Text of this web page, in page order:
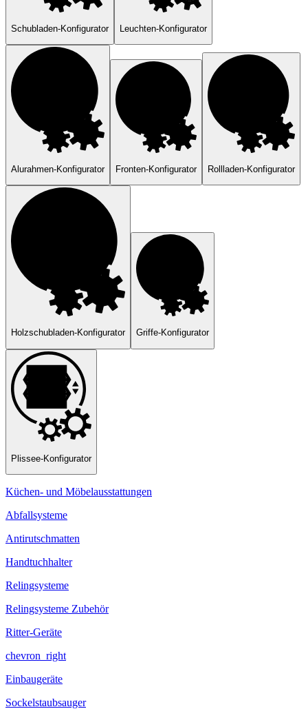
Schubladen-Konfigurator Leuchten-Konfigurator
Alurahmen-Konfigurator Fronten-Konfigurator Rollladen-Konfigurator
Holzschubladen-Konfigurator Griffe-Konfigurator
Plissee-Konfigurator
Küchen- und Möbelausstattungen
Abfallsysteme
Antirutschmatten
Handtuchhalter
Relingsysteme
Relingsysteme Zubehör
Ritter-Geräte
chevron_right
Einbaugeräte
Sockelstaubsauger